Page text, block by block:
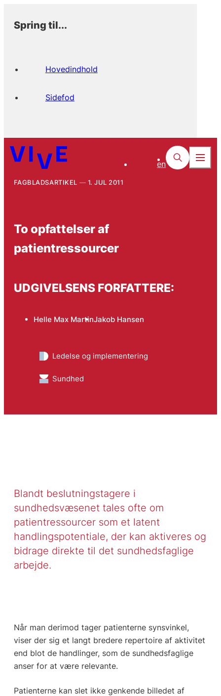
Spring til...
Hovedindhold
Sidefod
en
FAGBLADSARTIKEL 1. JUL 2011
To opfattelser af
patientressourcer
UDGIVELSENS FORFATTERE:
Helle Max MartinJakob Hansen
Ledelse og implementering
Sundhed
Blandt beslutningstagere i
sundhedsvæsenet tales ofte om
patientressourcer som et latent
handlingspotentiale, der kan aktiveres og
bidrage direkte til det sundhedsfaglige
arbejde.
Når man derimod tager patienterne synsvinkel,
viser der sig et langt bredere repertoire af aktivitet
end blot de handlinger, som de sundhedsfaglige
anser for at være relevante.
Patienterne kan slet ikke genkende billedet af